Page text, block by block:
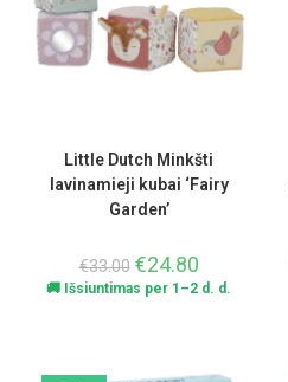
Little Dutch Minkšti
lavinamieji kubai ‘Fairy
Garden’
€33.00 €24.80
🚚 Išsiuntimas per 1–2 d. d.